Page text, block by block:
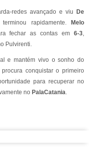
redes avançado e viu
De
rapidamente.
Melo
fechar as contas em 6-3,
Pulvirenti.
e mantém vivo o sonho do
conquistar o primeiro
para recuperar no
no PalaCatania.